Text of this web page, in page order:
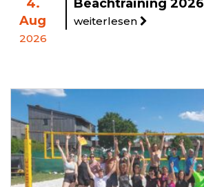
4.
Aug
2026
Beachtraining 2026
weiterlesen